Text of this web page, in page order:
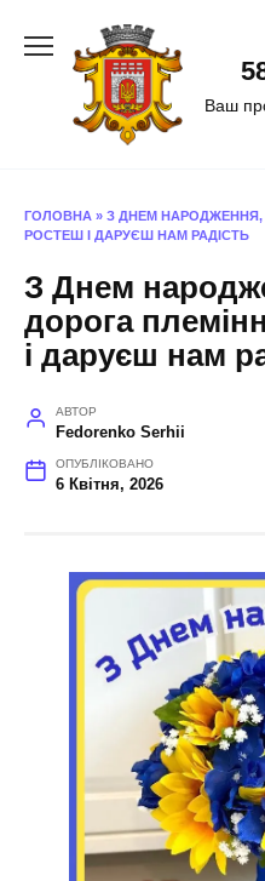
Ваш
ГОЛОВНА » З ДНЕМ
РОСТЕШ І ДАРУЄШ НАМ РАДІСТЬ
З Днем
дорога
і даруєш нам
АВТОР
Fedorenko Serhii
ОПУБЛІКОВАНО
6 Квітня, 2026